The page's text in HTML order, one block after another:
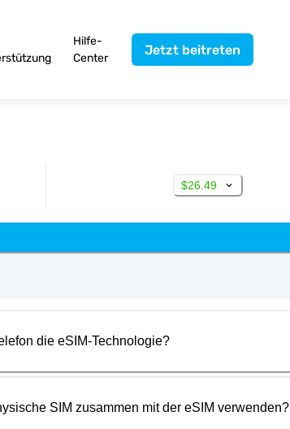
Hilfe-
Center
Jetzt beitreten
$26.49
die eSIM-Technologie?
SIM zusammen mit der eSIM verwenden?